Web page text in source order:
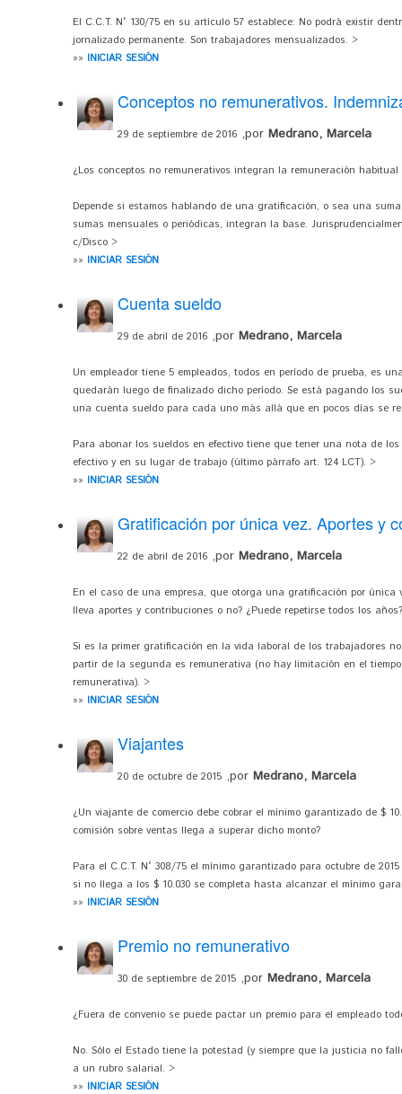
El C.C.T. N° 130/75 en su artículo 57 establece: No podrá existir
jornalizado permanente. Son trabajadores mensualizados. >
»» INICIAR SESIÓN
Conceptos no remunerativos.
29 de septiembre de 2016 ,por Medrano, Marcela
¿Los conceptos no remunerativos integran la remuneración
Depende si estamos hablando de una gratificación, o sea una
sumas mensuales o periódicas, integran la base.
c/Disco >
»» INICIAR SESIÓN
Cuenta sueldo
29 de abril de 2016 ,por Medrano, Marcela
Un empleador tiene 5 empleados, todos en período de prueba, es
quedarán luego de finalizado dicho período. Se está pagando los
una cuenta sueldo para cada uno más allá que en pocos días se
Para abonar los sueldos en efectivo tiene que tener una nota de
efectivo y en su lugar de trabajo (último párrafo art. 124 LCT). >
»» INICIAR SESIÓN
Gratificación por única vez. Aportes y
22 de abril de 2016 ,por Medrano, Marcela
En el caso de una empresa, que otorga una gratificación por única
lleva aportes y contribuciones o no? ¿Puede repetirse todos los años?
Si es la primer gratificación en la vida laboral de los trabajadores
partir de la segunda es remunerativa (no hay limitación en el
remunerativa). >
»» INICIAR SESIÓN
Viajantes
20 de octubre de 2015 ,por Medrano, Marcela
¿Un viajante de comercio debe cobrar el mínimo garantizado de $
comisión sobre ventas llega a superar dicho monto?
Para el C.C.T. N° 308/75 el mínimo garantizado para octubre de
si no llega a los $ 10.030 se completa hasta alcanzar el mínimo
»» INICIAR SESIÓN
Premio no remunerativo
30 de septiembre de 2015 ,por Medrano, Marcela
¿Fuera de convenio se puede pactar un premio para el empleado
No. Sólo el Estado tiene la potestad (y siempre que la justicia no
a un rubro salarial. >
»» INICIAR SESIÓN